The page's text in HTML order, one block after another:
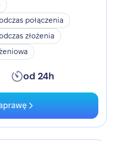
połączenia
złożenia
od 24h